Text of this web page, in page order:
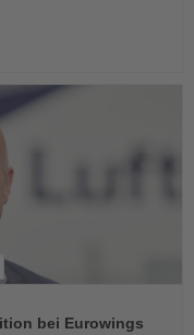
bei Eurowings